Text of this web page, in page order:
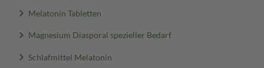
Melatonin Tabletten
Magnesium Diasporal spezieller Bedarf
Schlafmittel Melatonin